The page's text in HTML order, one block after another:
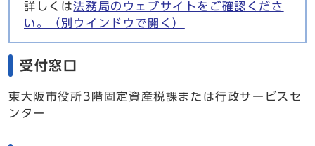
詳しくは法務局のウェブサイトをご確認くださ
い。
（別ウインドウで開く）
受付窓口
東大阪市役所3階固定資産税課または行政サービスセ
ンター